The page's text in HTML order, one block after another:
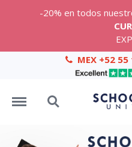
-20% en todos
MEX +52
Menu Search